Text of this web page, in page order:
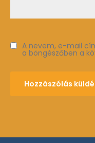
A nevem, e-mail
a böngészőben a